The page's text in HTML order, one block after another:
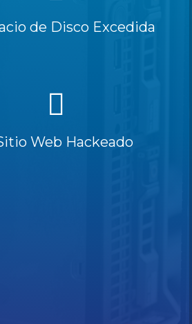
de Disco Excedida
Web Hackeado